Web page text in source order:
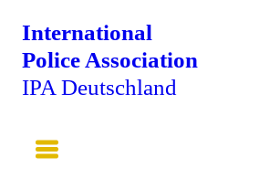
International
Police Association
IPA Deutschland
Main
Menu